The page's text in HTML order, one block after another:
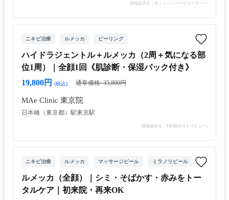
情報提供元：ホットペッパービューティー
ニキビ治療 ルメッカ ピーリング
ハイドラジェントル＋ルメッカ（2周＋気になる部
位1周）｜全顔1回《肌診断・保湿パック付き》
19,800円
(税込) 通常価格: 35,800円
MAe Clinic 東京院
日本橋（東京都）駅東京駅
情報提供元：TRIBEAU(トリビュー)
ニキビ治療 ルメッカ マッサージピール ミラノリピール 光治療
ルメッカ（全顔）｜シミ・そばかす・赤みをトー
タルケア｜初来院・再来OK